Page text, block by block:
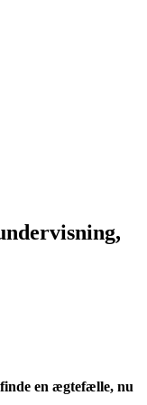
en ægtefælle, nu